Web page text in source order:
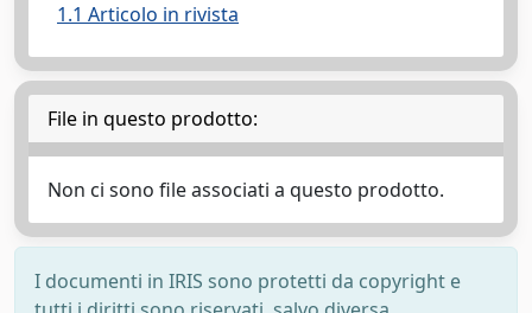
1.1 Articolo in rivista
File in questo prodotto:
Non ci sono file associati a questo prodotto.
I documenti in IRIS sono protetti da copyright e